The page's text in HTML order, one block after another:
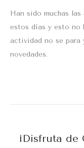
Han sido muchas
estos días y esto no
actividad no se para
novedades.
entre
¡Disfruta de